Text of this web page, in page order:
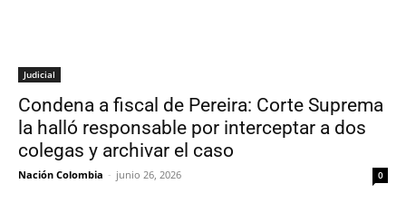
Judicial
Condena a fiscal de Pereira: Corte Suprema
la halló responsable por interceptar a dos
colegas y archivar el caso
Nación Colombia - junio 26, 2026 0